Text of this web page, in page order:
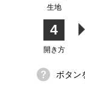
生地
生地
4
開き方
ボタン